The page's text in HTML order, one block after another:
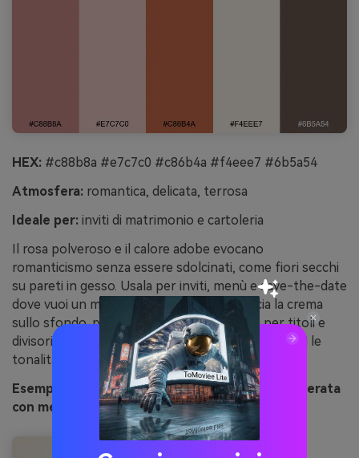
HEX: #c88b8a #e7c7c0 #c86b4a #f4eee7 #6b5a54
Atmosfera: romantica, delicata, terrosa
Ideale per: inviti di matrimonio e cartoleria
Il rosa polveroso e il calore adobe evocano
romanticismo senza essere sdolcinati, come fiori secchi
su pareti in gesso. Usala per inviti, menù e save-the-date
dove vuoi un mood rustico-moderno. Lascia la crema
sullo sfondo, poi alterna rosa e terracotta per titoli e
divisori. Consiglio: usa il taupe scuro per i testi così le
tonalità più delicate restano leggere.
Esempio di immagine rosa polveroso adobe generata
con media.io